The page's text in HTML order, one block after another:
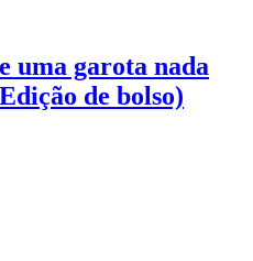
uma garota nada
de bolso)